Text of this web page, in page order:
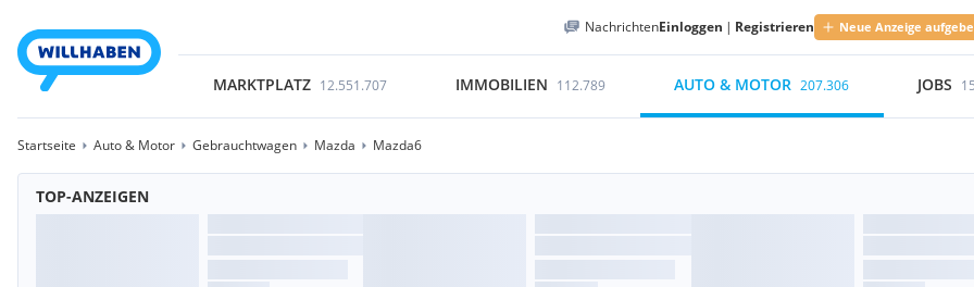
NachrichtenEinloggen | Registrieren Neue Anzeige
MARKTPLATZ 12.551.707 IMMOBILIEN 112.789 AUTO & MOTOR 207.306 JOBS
Startseite Auto & Motor Gebrauchtwagen Mazda Mazda6
TOP-ANZEIGEN